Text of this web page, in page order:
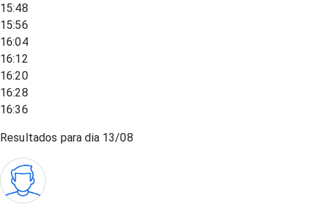
15:48
15:56
16:04
16:12
16:20
16:28
16:36
Resultados para dia 13/08